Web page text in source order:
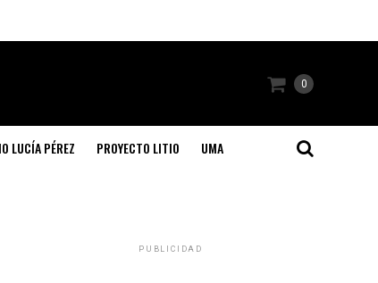
0
LUCÍA PÉREZ PROYECTO LITIO UMA
PUBLICIDAD